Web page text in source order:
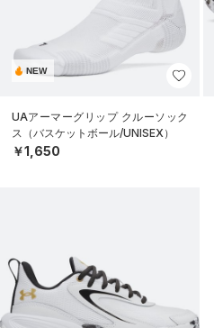
NEW
UAアーマーグリップ クルーソック
ス（バスケットボール/UNISEX）
￥1,650